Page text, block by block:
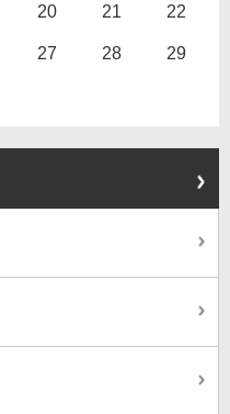
20 21 22
27 28 29